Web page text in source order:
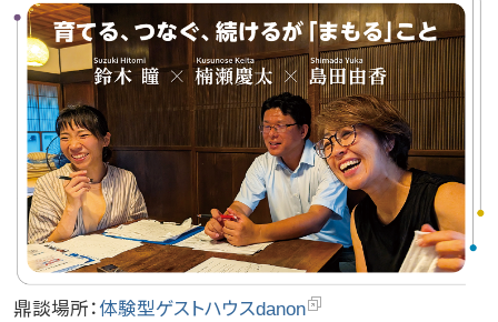
鼎談場所：体験型ゲストハウスdanon